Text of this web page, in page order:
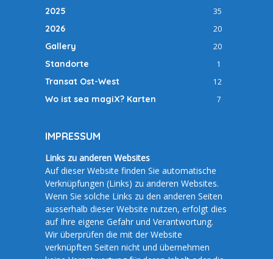
2025 35
2026 20
Gallery 20
Standorte 1
Transat Ost-West 12
Wo ist sea magiX? Karten 7
IMPRESSUM
Links zu anderen Websites
Auf dieser Website finden Sie automatische
Verknüpfungen (Links) zu anderen Websites.
Wenn Sie solche Links zu den anderen Seiten
ausserhalb dieser Website nutzen, erfolgt dies
auf Ihre eigene Gefahr und Verantwortung.
Wir überprüfen die mit der Website
verknüpften Seiten nicht und übernehmen